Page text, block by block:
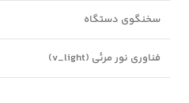
سخنگوی دستگاه
فناوری نور مرئی (v_light)